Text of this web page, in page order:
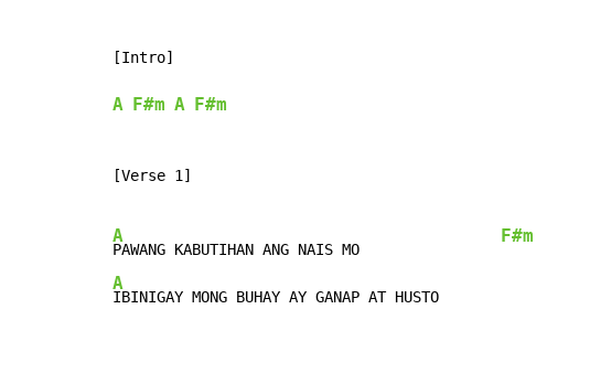
[Intro]
A F#m A F#m
[Verse 1]
A
PAWANG KABUTIHAN ANG NAIS MO
F#m
A
IBINIGAY MONG BUHAY AY GANAP AT HUSTO